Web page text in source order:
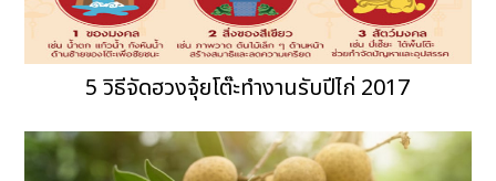
5 วิธีจัดฮวงจุ้ยโต๊ะทำงานรับปีไก่ 2017